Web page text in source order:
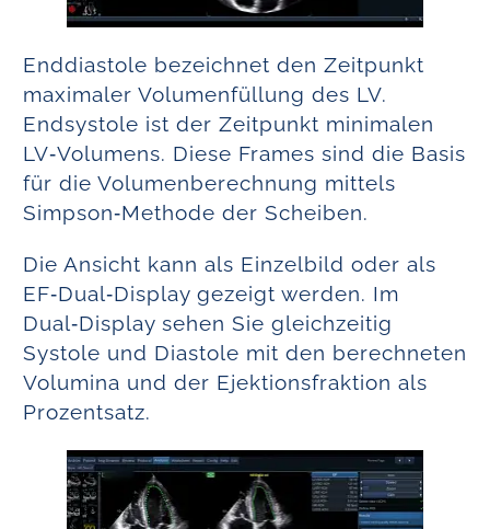
Enddiastole bezeichnet den Zeitpunkt
maximaler Volumenfüllung des LV.
Endsystole ist der Zeitpunkt minimalen
LV‑Volumens. Diese Frames sind die Basis
für die Volumenberechnung mittels
Simpson‑Methode der Scheiben.
Die Ansicht kann als Einzelbild oder als
EF‑Dual‑Display gezeigt werden. Im
Dual‑Display sehen Sie gleichzeitig
Systole und Diastole mit den berechneten
Volumina und der Ejektionsfraktion als
Prozentsatz.